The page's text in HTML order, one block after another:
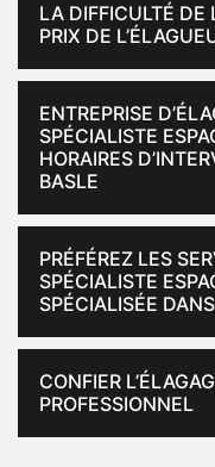
LA DIFFICULTÉ DE
PRIX DE
ENTREPRISE
SPÉCIALISTE
HORAIRES
BASLE
PRÉFÉREZ LES
SPÉCIALISTE
SPÉCIALISÉE
CONFIER
PROFESSIONNEL